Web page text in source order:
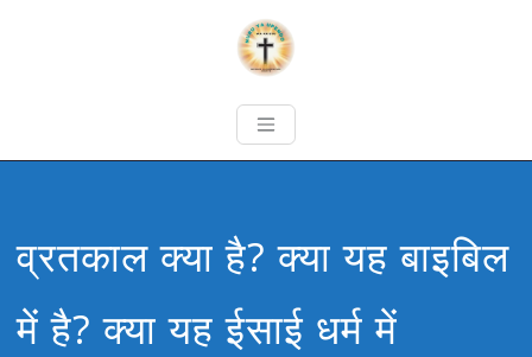
व्रतकाल क्या है? क्या यह बाइबिल
में है? क्या यह ईसाई धर्म में